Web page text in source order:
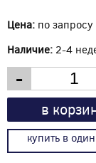
Цена: по запросу
Наличие: 2-4
-
в
купить в